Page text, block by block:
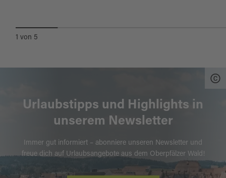
1 von 5
Urlaubstipps und Highlights in
unserem Newsletter
Immer gut informiert – abonniere unseren Newsletter und
freue dich auf Urlaubsangebote aus dem Oberpfälzer Wald!